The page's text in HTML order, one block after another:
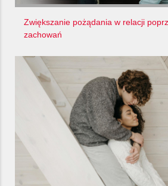
Zwiększanie pożądania w relacji
zachowań